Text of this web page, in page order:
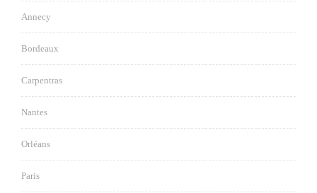
Annecy
Bordeaux
Carpentras
Nantes
Orléans
Paris